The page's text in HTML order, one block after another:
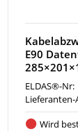
E90
ELDAS®-Nr:
Wird